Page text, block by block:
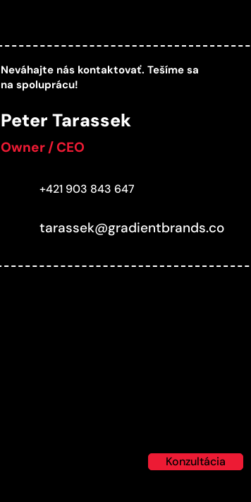
tarassek@gradientbrands.co
+421 903 843 647
Owner / CEO
Peter Tarassek
Neváhajte nás kontaktovať. Tešíme sa
na spoluprácu!
Konzultácia